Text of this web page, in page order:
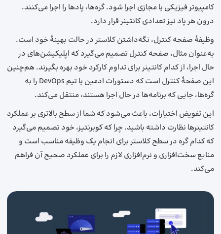
کامپیوتر فیزیکی یا مجازی اجرا شود. گره‌ها، پادها را اجرا می‌کنند.
درون هر پاد نیز تعدادی کانتینر قرار دارد.
وظیفهٔ صفحه کنترل، نگه‌داشتن کلاستر در حالت بهینهٔ خود است.
به‌عنوان مثال، صفحه کنترل تصمیم می‌گیرد که اپلیکیشن‌های در
حال اجرا، از کدام کانتینر برای تداوم کارکرد خود بهره بگیرند. هم‌چنین
این صفحهٔ کنترل است که دستورات ادمین یا تیم DevOps را به
گره‌ها، جایی که برنامه‌ها در حال اجرا هستند، منتقل می‌کند.
این تفویض اختیارات، باعث می‌شود که شما از سطح بالاتری بر عملکرد
کانتینرها نظارت داشته باشید. چرا که کوبرنتیز، خود تصمیم می‌گیرد
که کدام گره در سطح کلاستر برای انجام یک وظیفه مناسب است و
منابع سخت‌افزاری و نرم‌افزاری لازم را برای عملکرد صحیح آن فراهم
می‌کند.